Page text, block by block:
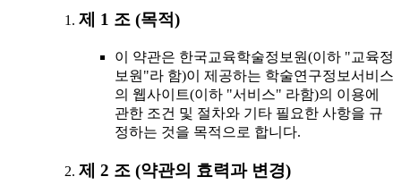
제 1 조 (목적)
이 약관은 한국교육학술정보원(이하 "교육정
보원"라 함)이 제공하는 학술연구정보서비스
의 웹사이트(이하 "서비스" 라함)의 이용에
관한 조건 및 절차와 기타 필요한 사항을 규
정하는 것을 목적으로 합니다.
제 2 조 (약관의 효력과 변경)